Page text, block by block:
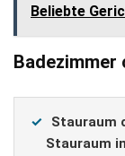
Beliebte
Badezimmer
Stauraum
Stauraum